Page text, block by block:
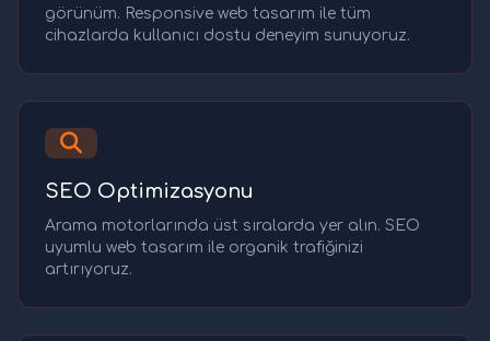
görünüm. Responsive web tasarım ile tüm
cihazlarda kullanıcı dostu deneyim sunuyoruz.
SEO Optimizasyonu
Arama motorlarında üst sıralarda yer alın. SEO
uyumlu web tasarım ile organik trafiğinizi
artırıyoruz.